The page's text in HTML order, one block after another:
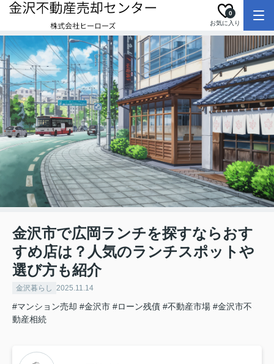
お気に入り
0
金沢市で広岡ランチを探すならおす
すめ店は？人気のランチスポットや
選び方も紹介
金沢暮らし 2025.11.14
#マンション売却 #金沢市 #ローン残債 #不動産市場 #金沢市不
動産相続